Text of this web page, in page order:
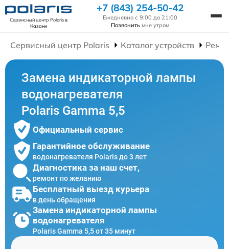
Сервисный центр Polarisв
Казани
+7 (843) 254-50-42
Ежедневно с 9:00 до 21:00
Позвонить мне утром
Сервисный центр Polaris Каталог устройств
Замена индикаторной лампы
водонагревателя
Polaris Gamma 5,5
Официальный сервис
Гарантийное обслуживание
водонагревателя Polaris до 3 лет
Диагностика за наш счет,
ремонт по желанию
Бесплатный выезд курьера
в день обращения
Замена индикаторной лампы
водонагревателя
Polaris Gamma 5,5 от 35 минут